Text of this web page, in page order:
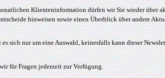
Klienteninformation dürfen wir Sie wieder über
hinweisen sowie einen Überblick über andere
sich nur um eine Auswahl, keinesfalls kann dieser
für Fragen jederzeit zur Verfügung.